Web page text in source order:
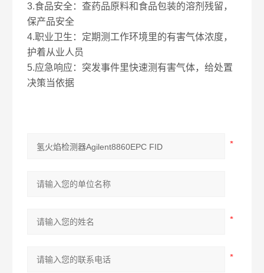
3.食品安全：查药品原料和食品包装的溶剂残留，
保产品安全
4.职业卫生：定期测工作环境里的有害气体浓度，
护着从业人员
5.应急响应：突发事件里快速测有害气体，给处置
决策当依据